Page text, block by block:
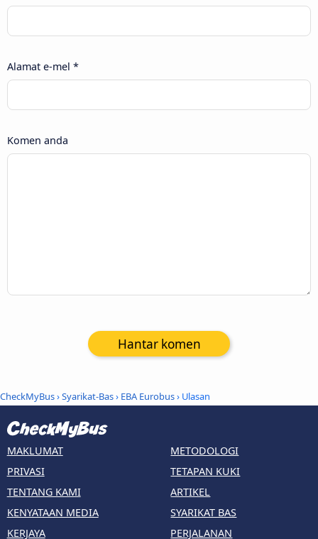
Alamat e-mel *
Komen anda
Hantar komen
CheckMyBus›Syarikat-Bas› EBA Eurobus› Ulasan
MAKLUMAT
PRIVASI
TENTANG KAMI
KENYATAAN MEDIA
KERJAYA
METODOLOGI
TETAPAN KUKI
ARTIKEL
SYARIKAT BAS
PERJALANAN